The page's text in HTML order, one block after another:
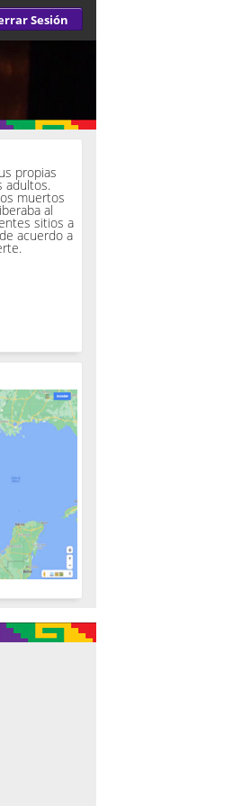
Sesión
propias
adultos.
muertos
al
sitios a
acuerdo a